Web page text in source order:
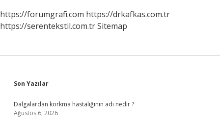
https://forumgrafi.com https://drkafkas.com.tr
https://serentekstil.com.trSitemap
Sidebar
Son Yazılar
Dalgalardan korkma hastalığının adı nedir ?
Ağustos 6, 2026